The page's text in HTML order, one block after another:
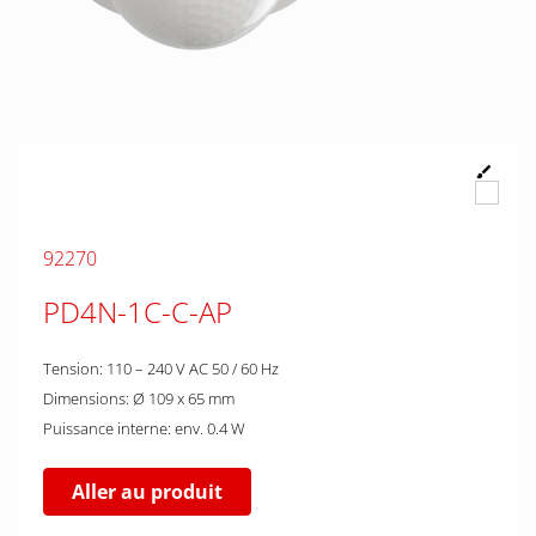
92270
PD4N-1C-C-AP
Tension: 110 – 240 V AC 50 / 60 Hz
Dimensions: Ø 109 x 65 mm
Puissance interne: env. 0.4 W
Aller au produit